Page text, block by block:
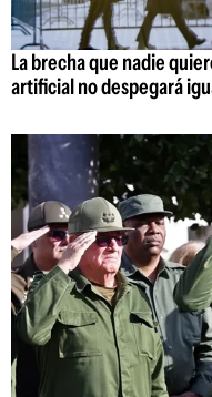
La brecha que nadie
artificial no despegará